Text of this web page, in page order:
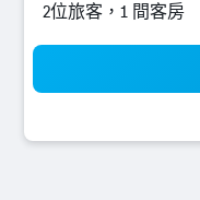
2位旅客，1 間客房